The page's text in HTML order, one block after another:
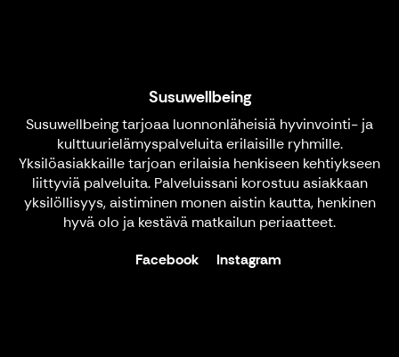
Susuwellbeing
Susuwellbeing tarjoaa luonnonläheisiä hyvinvointi- ja
kulttuurielämyspalveluita erilaisille ryhmille.
Yksilöasiakkaille tarjoan erilaisia henkiseen kehtiykseen
liittyviä palveluita. Palveluissani korostuu asiakkaan
yksilöllisyys, aistiminen monen aistin kautta, henkinen
hyvä olo ja kestävä matkailun periaatteet.
Facebook
Instagram